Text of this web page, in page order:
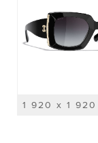
1 920 x 1 920